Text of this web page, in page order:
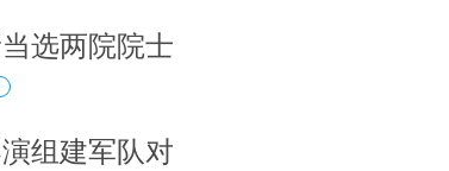
选两院院士
组建军队对